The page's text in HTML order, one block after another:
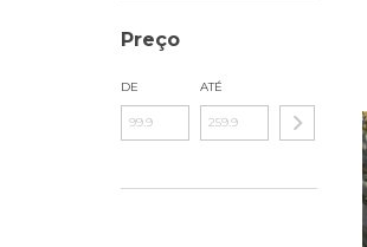
Preço
DE ATÉ